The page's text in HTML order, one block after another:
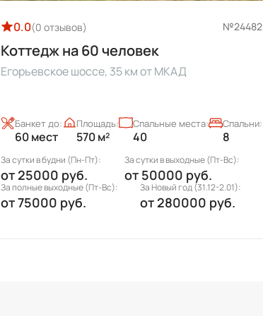
0.0(0 отзывов) №24482
Коттедж на 60 человек
Егорьевское шоссе, 35 км от МКАД
60 мест
Банкет до:
570 м²
Площадь:
40
Спальные места:
8
Спальни:
За сутки в будни (Пн-Пт):
от 25000 руб.
За сутки в выходные (Пт-Вс):
от50000 руб.
За полные выходные (Пт-Вс):
от75000 руб.
За Новый год (31.12-2.01):
от280000 руб.